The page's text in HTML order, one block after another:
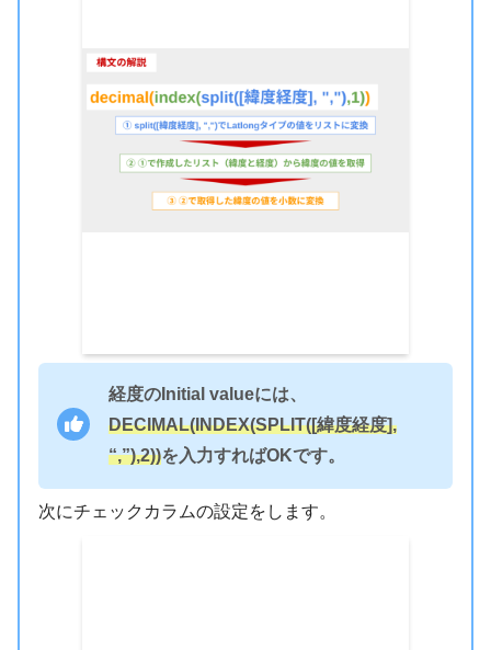
経度のInitial valueには、
DECIMAL(INDEX(SPLIT([緯度経度],
“,”),2))を入力すればOKです。
次にチェックカラムの設定をします。